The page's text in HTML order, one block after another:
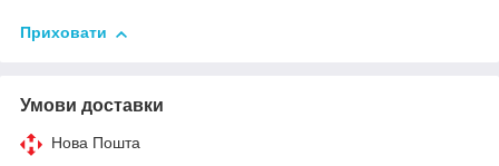
Приховати
Умови доставки
Нова Пошта